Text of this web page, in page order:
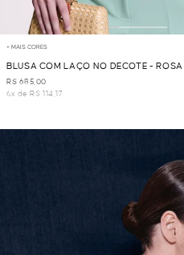
+ MAIS CORES
BLUSA COM LAÇO NO DECOTE - ROSA
R$ 685,00
6x de R$ 114,17